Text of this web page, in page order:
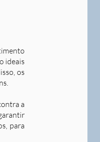
ideais
os
a
para